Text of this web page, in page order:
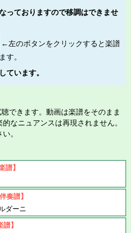
っておりますので移調はできませ
←左のボタンをクリックすると楽譜
す。
ています。
できます。動画は楽譜をそのまま
なニュアンスは再現されません。
。
譜】
奏譜】
ダーニ
譜】